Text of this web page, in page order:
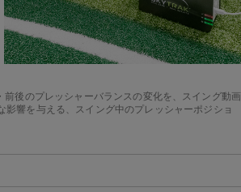
後のプレッシャーバランスの変化を、スイング動画
響を与える、スイング中のプレッシャーポジショ